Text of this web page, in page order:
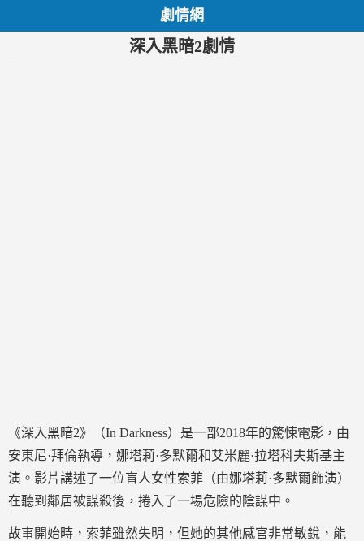
劇情網
深入黑暗2劇情
《深入黑暗2》（In Darkness）是一部2018年的驚悚電影，由
安東尼·拜倫執導，娜塔莉·多默爾和艾米麗·拉塔科夫斯基主
演。影片講述了一位盲人女性索菲（由娜塔莉·多默爾飾演）
在聽到鄰居被謀殺後，捲入了一場危險的陰謀中。
故事開始時，索菲雖然失明，但她的其他感官非常敏銳，能